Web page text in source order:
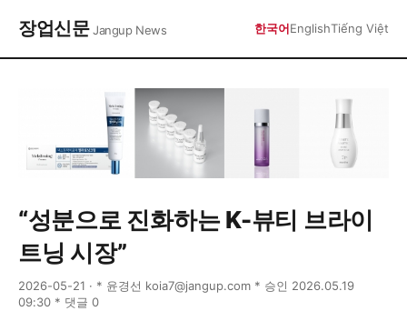
장업신문Jangup News 한국어EnglishTiếng Việt
“성분으로 진화하는 K-뷰티 브라이
트닝 시장”
2026-05-21 · * 윤경선 koia7@jangup.com * 승인 2026.05.19
09:30 * 댓글 0